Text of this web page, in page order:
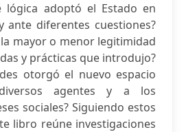
lógica adoptó el Estado en
ante diferentes cuestiones?
mayor o menor legitimidad
y prácticas que introdujo?
otorgó el nuevo espacio
agentes y a los
sociales? Siguiendo estos
libro reúne investigaciones